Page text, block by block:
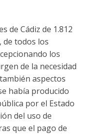
de Cádiz de 1.812
de todos los
los
de la necesidad
aspectos
había producido
por el Estado
del uso de
que el pago de